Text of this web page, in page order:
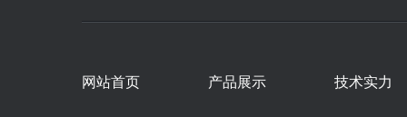
网站首页 产品展示 技术实力